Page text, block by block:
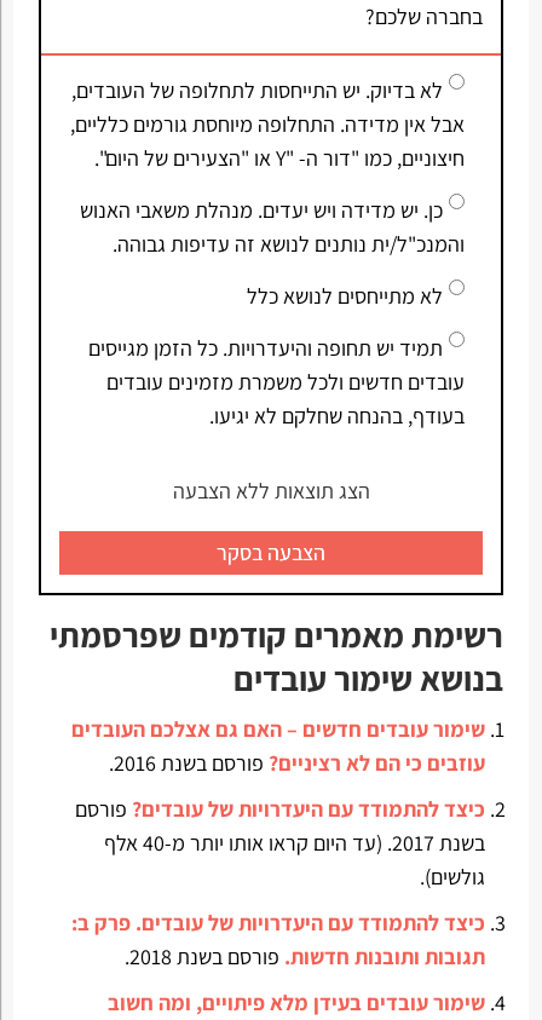
בחברה שלכם?
לא בדיוק. יש התייחסות לתחלופה של העובדים,
אבל אין מדידה. התחלופה מיוחסת גורמים כלליים,
חיצוניים, כמו "דור ה- "Y או "הצעירים של היום".
כן. יש מדידה ויש יעדים. מנהלת משאבי האנוש
והמנכ"ל/ית נותנים לנושא זה עדיפות גבוהה.
לא מתייחסים לנושא כלל
תמיד יש תחופה והיעדרויות. כל הזמן מגייסים
עובדים חדשים ולכל משמרת מזמינים עובדים
בעודף, בהנחה שחלקם לא יגיעו.
הצג תוצאות ללא הצבעה
הצבעה בסקר
רשימת מאמרים קודמים שפרסמתי
בנושא שימור עובדים
שימור עובדים חדשים – האם גם אצלכם העובדים
עוזבים כי הם לא רציניים? פורסם בשנת 2016.
כיצד להתמודד עם היעדרויות של עובדים? פורסם
בשנת 2017. (עד היום קראו אותו יותר מ-40 אלף
גולשים).
כיצד להתמודד עם היעדרויות של עובדים. פרק ב:
תגובות ותובנות חדשות. פורסם בשנת 2018.
שימור עובדים בעידן מלא פיתויים, ומה חשוב